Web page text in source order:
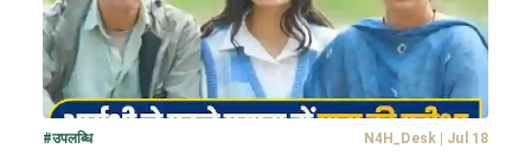
#उपलब्धि N4H_Desk| Jul 18